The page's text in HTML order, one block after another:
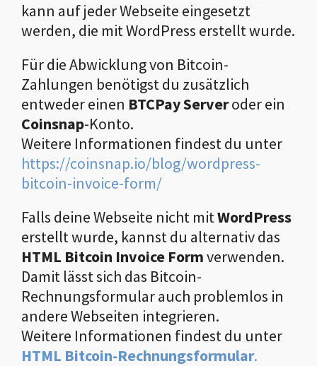
kann auf jeder Webseite eingesetzt
werden, die mit WordPress erstellt wurde.
Für die Abwicklung von Bitcoin-
Zahlungen benötigst du zusätzlich
entweder einen BTCPay Serveroder ein
Coinsnap-Konto.
Weitere Informationen findest du unter
https://coinsnap.io/blog/wordpress-
bitcoin-invoice-form/
Falls deine Webseite nicht mitWordPress
erstellt wurde, kannst du alternativ das
HTML Bitcoin Invoice Formverwenden.
Damit lässt sich das Bitcoin-
Rechnungsformular auch problemlos in
andere Webseiten integrieren.
Weitere Informationen findest du unter
HTML Bitcoin-Rechnungsformular.